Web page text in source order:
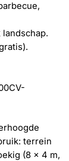
terrein
(8 x 4 m,